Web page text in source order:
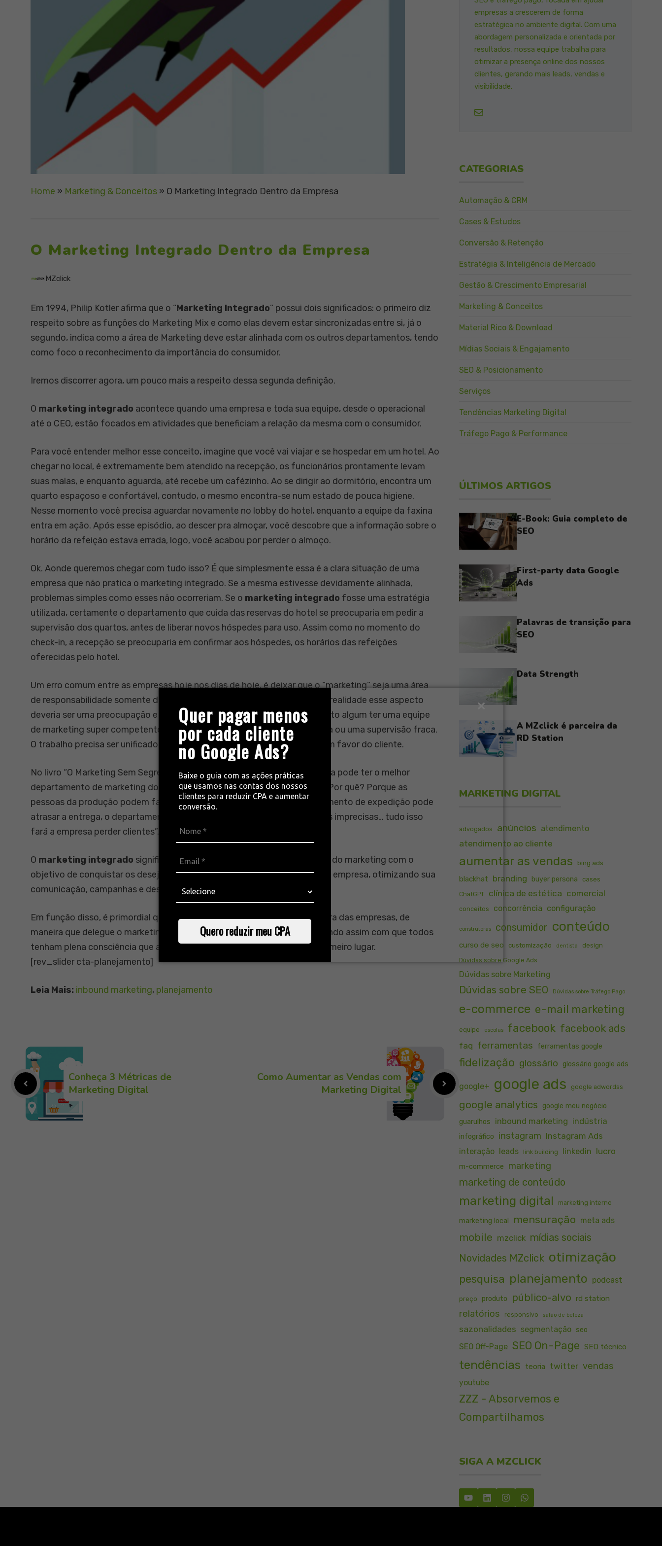
Quer pagar menos
por cada cliente
no Google Ads?
Baixe o guia com as ações práticas
que usamos nas contas dos nossos
clientes para reduzir CPA e aumentar
conversão.
Quero reduzir meu CPA
Home » Marketing & Conceitos » O Marketing Integrado Dentro da Empresa
O Marketing Integrado Dentro da Empresa
MZclick
Em 1994, Philip Kotler afirma que o “Marketing Integrado” possui dois significados: o primeiro diz
respeito sobre as funções do Marketing Mix e como elas devem estar sincronizadas entre si, já o
segundo, indica como a área de Marketing deve estar alinhada com os outros departamentos, tendo
como foco o reconhecimento da importância do consumidor.
Iremos discorrer agora, um pouco mais a respeito dessa segunda definição.
O marketing integrado acontece quando uma empresa e toda sua equipe, desde o operacional
até o CEO, estão focados em atividades que beneficiam a relação da mesma com o consumidor.
Para você entender melhor esse conceito, imagine que você vai viajar e se hospedar em um hotel. Ao
chegar no local, é extremamente bem atendido na recepção, os funcionários prontamente levam
suas malas, e enquanto aguarda, até recebe um cafézinho. Ao se dirigir ao dormitório, encontra um
quarto espaçoso e confortável, contudo, o mesmo encontra-se num estado de pouca higiene.
Nesse momento você precisa aguardar novamente no lobby do hotel, enquanto a equipe da faxina
entra em ação. Após esse episódio, ao descer pra almoçar, você descobre que a informação sobre o
horário da refeição estava errada, logo, você acabou por perder o almoço.
Ok. Aonde queremos chegar com tudo isso? É que simplesmente essa é a clara situação de uma
empresa que não pratica o marketing integrado. Se a mesma estivesse devidamente alinhada,
problemas simples como esses não ocorreriam. Se o marketing integrado fosse uma estratégia
utilizada, certamente o departamento que cuida das reservas do hotel se preocuparia em pedir a
supervisão dos quartos, antes de liberar novos hóspedes para uso. Assim como no momento do
check-in, a recepção se preocuparia em confirmar aos hóspedes, os horários das refeições
oferecidas pelo hotel.
Um erro comum entre as empresas hoje nos dias de hoje, é deixar que o “marketing” seja uma área
de responsabilidade somente do departamento de marketing, quando na realidade esse aspecto
deveria ser uma preocupação e dedicação de todo o conjunto. Não é mérito algum ter uma equipe
de marketing super competente, mas uma equipe operacional desalinhada ou uma supervisão fraca.
O trabalho precisa ser unificado, onde cada um possa contribuir sempre em favor do cliente.
No livro “O Marketing Sem Segredos”, Kotler também afirma: “Uma empresa pode ter o melhor
departamento de marketing do mundo e fracassar na área de marketing. Por quê? Porque as
pessoas da produção podem fazer produtos de má qualidade, o departamento de expedição pode
atrasar a entrega, o departamento de contabilidade pode imprimir faturas imprecisas… tudo isso
fará a empresa perder clientes”.
O marketing integrado significa a combinação de diversas ferramentas do marketing com o
objetivo de conquistar os desejados resultados e também agregar valor à empresa, otimizando sua
comunicação, campanhas e desempenho.
Em função disso, é primordial que essa prática seja desenvolvida na cultura das empresas, de
maneira que delegue o marketing como uma responsabilidade geral. Fazendo assim com que todos
tenham plena consciência que a satisfação do cliente está sempre em primeiro lugar.
[rev_slider cta-planejamento]
Leia Mais: inbound marketing, planejamento
Conheça 3 Métricas de
Marketing Digital
Como Aumentar as Vendas com
Marketing Digital
empresas a crescerem de forma
estratégica no ambiente digital. Com uma
abordagem personalizada e orientada por
resultados, nossa equipe trabalha para
otimizar a presença online dos nossos
clientes, gerando mais leads, vendas e
visibilidade.
CATEGORIAS
Automação & CRM
Cases & Estudos
Conversão & Retenção
Estratégia & Inteligência de Mercado
Gestão & Crescimento Empresarial
Marketing & Conceitos
Material Rico & Download
Mídias Sociais & Engajamento
SEO & Posicionamento
Serviços
Tendências Marketing Digital
Tráfego Pago & Performance
ÚLTIMOS ARTIGOS
E-Book: Guia completo de
SEO
First-party data Google
Ads
Palavras de transição para
SEO
Data Strength
A MZclick é parceira da
RD Station
MARKETING DIGITAL
advogados anúncios atendimento
atendimento ao cliente
aumentar as vendas bing ads
blackhat branding buyer persona cases
ChatGPT clínica de estética comercial
conceitos concorrência configuração
construtoras consumidor conteúdo
curso de seo customização dentista
design
Dúvidas sobre Google Ads
Dúvidas sobre Marketing
Dúvidas sobre SEO Dúvidas sobre Tráfego Pago
e-commerce e-mail marketing
equipe escolas facebook facebook ads
faq ferramentas ferramentas google
fidelização glossário glossário google ads
google+ google ads google adwordss
google analytics
google meu negócio
guarulhos
inbound marketing indústria
infográfico instagram Instagram Ads
interação leads link building linkedin lucro
m-commerce marketing
marketing de conteúdo
marketing digital marketing interno
marketing local mensuração meta ads
mobile mzclick mídias sociais
Novidades MZclick otimização
pesquisa planejamento podcast
preço produto público-alvo rd station
relatórios responsivo salão de beleza
sazonalidades segmentação seo
SEO Off-Page SEO On-Page SEO técnico
tendências teoria twitter vendas
youtube
ZZZ - Absorvemos e
Compartilhamos
SIGA A MZCLICK